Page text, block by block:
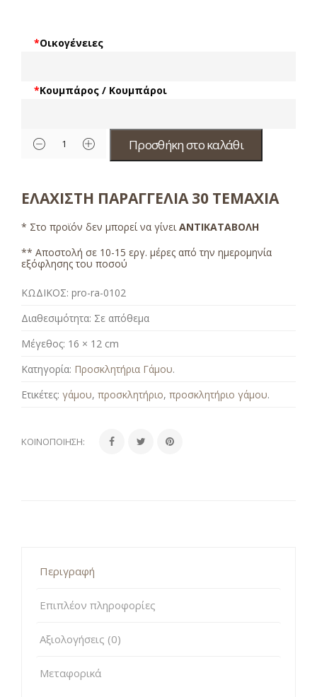
*Οικογένειες
*Κουμπάρος / Κουμπάροι
Προσθήκη στο καλάθι
ΕΛΑΧΙΣΤΗ ΠΑΡΑΓΓΕΛΙΑ 30 ΤΕΜΑΧΙΑ
* Στο προϊόν δεν μπορεί να γίνει ΑΝΤΙΚΑΤΑΒΟΛΗ
** Αποστολή σε 10-15 εργ. μέρες από την ημερομηνία
εξόφλησης του ποσού
ΚΩΔΙΚΟΣ: pro-ra-0102
Διαθεσιμότητα: Σε απόθεμα
Μέγεθος: 16 × 12 cm
Κατηγορία: Προσκλητήρια Γάμου.
Ετικέτες: γάμου, προσκλητήριο, προσκλητήριο γάμου.
ΚΟΙΝΟΠΟΊΗΣΗ:
Περιγραφή
Επιπλέον πληροφορίες
Αξιολογήσεις (0)
Μεταφορικά